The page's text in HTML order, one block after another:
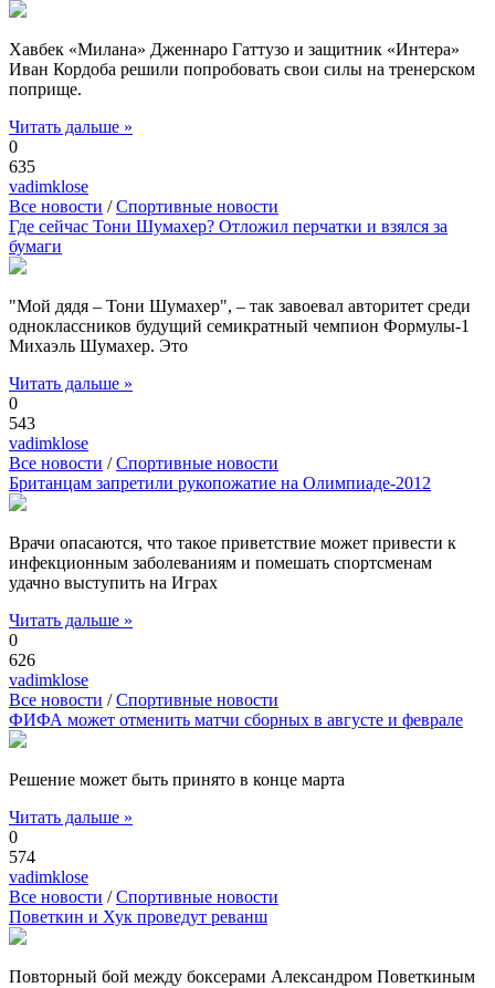
Хавбек «Милана» Дженнаро Гаттузо и защитник «Интера»
Иван Кордоба решили попробовать свои силы на тренерском
поприще.
Читать дальше »
0
635
vadimklose
Все новости /Спортивные новости
Где сейчас Тони Шумахер? Отложил перчатки и взялся за
бумаги
"Мой дядя – Тони Шумахер", – так завоевал авторитет среди
одноклассников будущий семикратный чемпион Формулы-1
Михаэль Шумахер. Это
Читать дальше »
0
543
vadimklose
Все новости /Спортивные новости
Британцам запретили рукопожатие на Олимпиаде-2012
Врачи опасаются, что такое приветствие может привести к
инфекционным заболеваниям и помешать спортсменам
удачно выступить на Играх
Читать дальше »
0
626
vadimklose
Все новости /Спортивные новости
ФИФА может отменить матчи сборных в августе и феврале
Решение может быть принято в конце марта
Читать дальше »
0
574
vadimklose
Все новости /Спортивные новости
Поветкин и Хук проведут реванш
Повторный бой между боксерами Александром Поветкиным